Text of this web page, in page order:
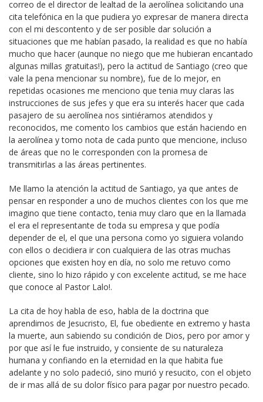
correo de el director de lealtad de la aerolínea solicitando una
cita telefónica en la que pudiera yo expresar de manera directa
con el mi descontento y de ser posible dar solución a
situaciones que me habían pasado, la realidad es que no había
mucho que hacer (aunque no niego que me hubieran encantado
algunas millas gratuitas!), pero la actitud de Santiago (creo que
vale la pena mencionar su nombre), fue de lo mejor, en
repetidas ocasiones me menciono que tenia muy claras las
instrucciones de sus jefes y que era su interés hacer que cada
pasajero de su aerolínea nos sintiéramos atendidos y
reconocidos, me comento los cambios que están haciendo en
la aerolínea y tomo nota de cada punto que mencione, incluso
de áreas que no le corresponden con la promesa de
transmitirlas a las áreas pertinentes.
Me llamo la atención la actitud de Santiago, ya que antes de
pensar en responder a uno de muchos clientes con los que me
imagino que tiene contacto, tenia muy claro que en la llamada
el era el representante de toda su empresa y que podía
depender de el, el que una persona como yo siguiera volando
con ellos o decidiera ir con cualquiera de las otras muchas
opciones que existen hoy en día, no solo me retuvo como
cliente, sino lo hizo rápido y con excelente actitud, se me hace
que conoce al Pastor Lalo!.
La cita de hoy habla de eso, habla de la doctrina que
aprendimos de Jesucristo, El, fue obediente en extremo y hasta
la muerte, aun sabiendo su condición de Dios, pero por amor y
por que así le fue instruido, y consiente de su naturaleza
humana y confiando en la eternidad en la que habita fue
adelante y no solo padeció, sino murió y resucito, con el objeto
de ir mas allá de su dolor físico para pagar por nuestro pecado.